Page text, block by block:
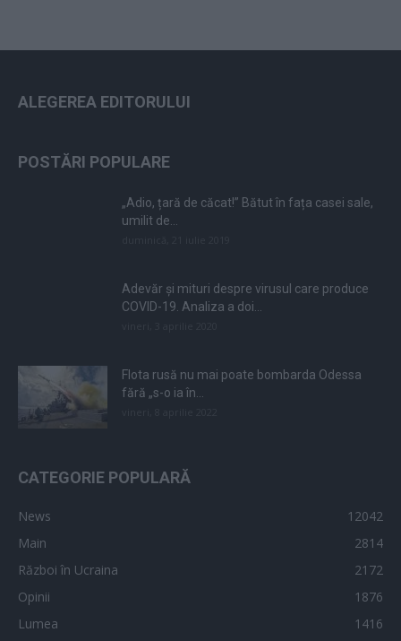
ALEGEREA EDITORULUI
POSTĂRI POPULARE
„Adio, țară de căcat!” Bătut în fața casei sale,
umilit de...
Adevăr și mituri despre virusul care produce
COVID-19. Analiza a doi...
Flota rusă nu mai poate bombarda Odessa
fără „s-o ia în...
CATEGORIE POPULARĂ
News
12042
Main
2814
Război în Ucraina
2172
Opinii
1876
Lumea
1416